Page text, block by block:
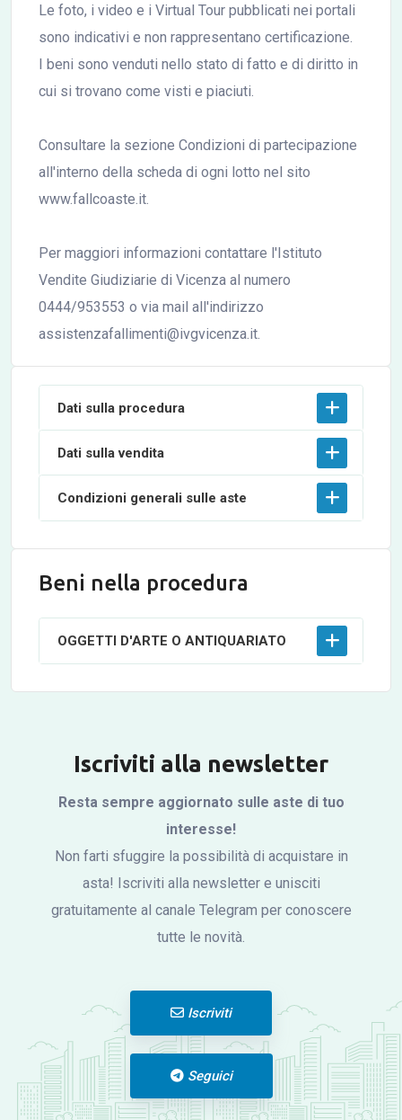
Le foto, i video e i Virtual Tour pubblicati nei portali
sono indicativi e non rappresentano certificazione.
I beni sono venduti nello stato di fatto e di diritto in
cui si trovano come visti e piaciuti.
Consultare la sezione Condizioni di partecipazione
all'interno della scheda di ogni lotto nel sito
www.fallcoaste.it.
Per maggiori informazioni contattare l'Istituto
Vendite Giudiziarie di Vicenza al numero
0444/953553 o via mail all'indirizzo
assistenzafallimenti@ivgvicenza.it.
Dati sulla procedura
Dati sulla vendita
Condizioni generali sulle aste
Beni nella procedura
OGGETTI D'ARTE O ANTIQUARIATO
Iscriviti alla newsletter
Resta sempre aggiornato sulle aste di tuo
interesse!
Non farti sfuggire la possibilità di acquistare in
asta! Iscriviti alla newsletter e unisciti
gratuitamente al canale Telegram per conoscere
tutte le novità.
Iscriviti
Seguici